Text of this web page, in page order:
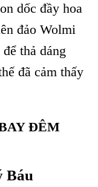
dốc đầy hoa
đảo Wolmi
thả dáng
đã cảm thấy
ĐÊM
Báu